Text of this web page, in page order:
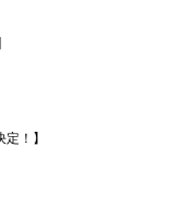
！】